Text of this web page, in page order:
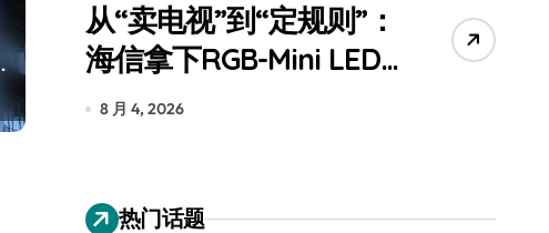
从“卖电视”到“定规则”：
海信拿下RGB-Mini LED
全球话语权
8 月 4, 2026
热门话题